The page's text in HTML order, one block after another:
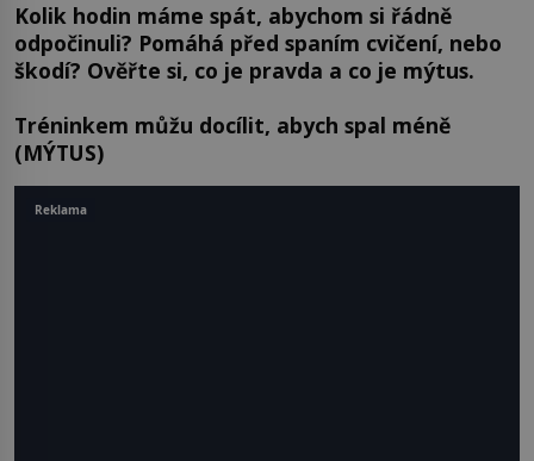
Kolik hodin máme spát, abychom si řádně
odpočinuli? Pomáhá před spaním cvičení, nebo
škodí? Ověřte si, co je pravda a co je mýtus.
Tréninkem můžu docílit, abych spal méně
(MÝTUS)
Reklama